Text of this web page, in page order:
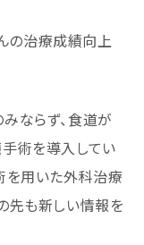
の治療成績向上
ならず、食道が
術を導入してい
を用いた外科治療
先も新しい情報を